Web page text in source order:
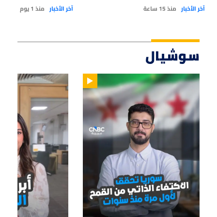
آخر الأخبار منذ 15 ساعة آخر الأخبار منذ 1 يوم
سوشيال
01:33